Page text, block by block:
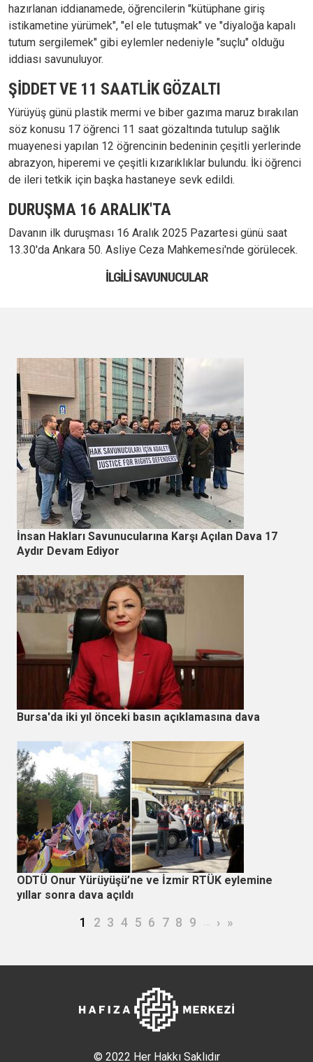
hazırlanan iddianamede, öğrencilerin "kütüphane giriş
istikametine yürümek", "el ele tutuşmak" ve "diyaloğa kapalı
tutum sergilemek" gibi eylemler nedeniyle "suçlu" olduğu
iddiası savunuluyor.
ŞİDDET VE 11 SAATLİK GÖZALTI
Yürüyüş günü plastik mermi ve biber gazıma maruz bırakılan
söz konusu 17 öğrenci 11 saat gözaltında tutulup sağlık
muayenesi yapılan 12 öğrencinin bedeninin çeşitli yerlerinde
abrazyon, hiperemi ve çeşitli kızarıklıklar bulundu. İki öğrenci
de ileri tetkik için başka hastaneye sevk edildi.
DURUŞMA 16 ARALIK'TA
Davanın ilk duruşması 16 Aralık 2025 Pazartesi günü saat
13.30'da Ankara 50. Asliye Ceza Mahkemesi'nde görülecek.
İLGILI SAVUNUCULAR
İnsan Hakları Savunucularına Karşı Açılan Dava 17
Aydır Devam Ediyor
Bursa'da iki yıl önceki basın açıklamasına dava
ODTÜ Onur Yürüyüşü’ne ve İzmir RTÜK eylemine
yıllar sonra dava açıldı
Şu an kullanılan sayfa
1 Page
2 Page
3 Page
4 Page
5 Page
6 Page
7 Page
8 Page
9 … Sonraki sayfa
› Son sayfa
»
© 2022 Her Hakkı Saklıdır